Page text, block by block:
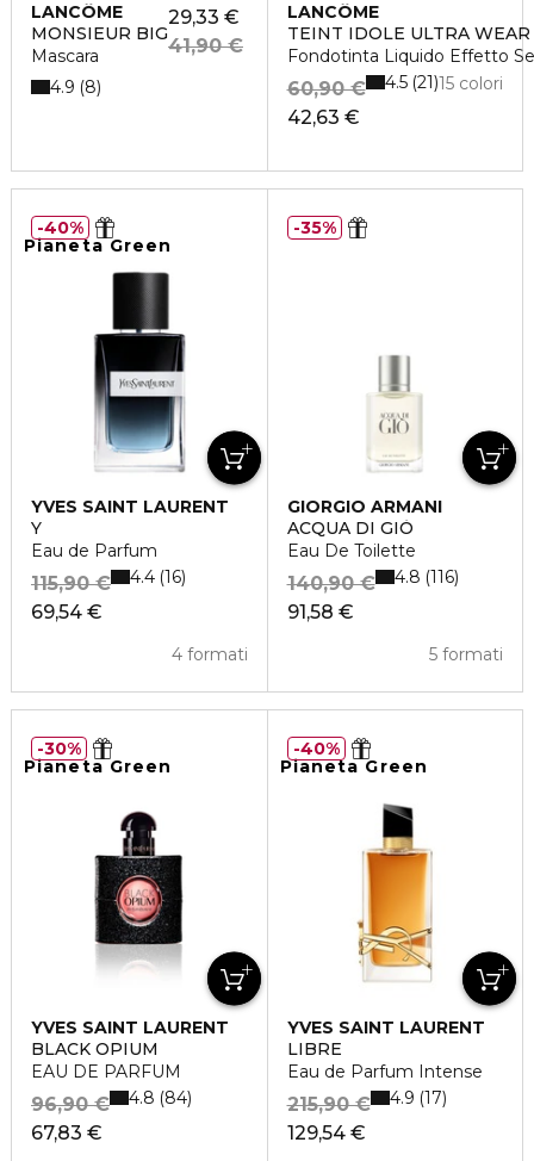
LANCÔME
MONSIEUR BIG
Mascara
29,33 €
41,90 €
4.9 8
LANCÔME
TEINT IDOLE ULTRA WEAR
Fondotinta Liquido Effetto
42,63 €
60,90 € 15 colori
4.5 21
Pianeta Green
YVES SAINT LAURENT
Y
Eau de Parfum
69,54 €
115,90 €
4 formati
4.4 16
40%
GIORGIO ARMANI
ACQUA DI GIÒ
Eau De Toilette
91,58 €
140,90 €
5 formati
4.8 116
35%
Pianeta Green
YVES SAINT LAURENT
BLACK OPIUM
EAU DE PARFUM
67,83 €
96,90 € 4.8 84
30%
Pianeta Green
YVES SAINT LAURENT
LIBRE
Eau de Parfum Intense
129,54 €
215,90 € 4.9 17
40%